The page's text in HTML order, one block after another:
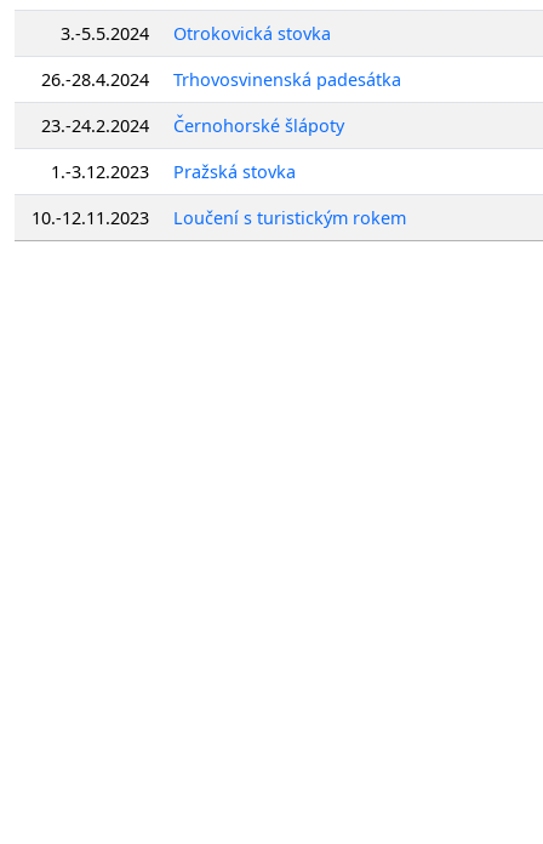
3.-5.5.2024
Otrokovická stovka
26.-28.4.2024
Trhovosvinenská padesátka
23.-24.2.2024
Černohorské šlápoty
1.-3.12.2023
Pražská stovka
10.-12.11.2023
Loučení s turistickým rokem